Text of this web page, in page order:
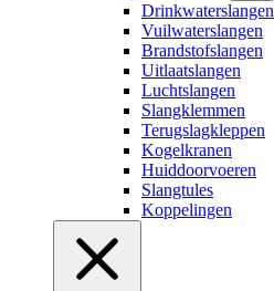
Drinkwaterslangen
Vuilwaterslangen
Brandstofslangen
Uitlaatslangen
Luchtslangen
Slangklemmen
Terugslagkleppen
Kogelkranen
Huiddoorvoeren
Slangtules
Koppelingen